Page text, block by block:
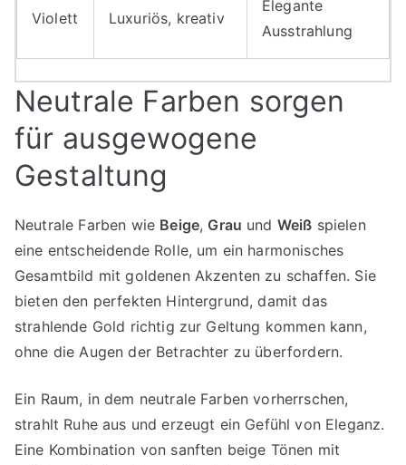
Violett Luxuriös, kreativ
Elegante
Ausstrahlung
Neutrale Farben sorgen
für ausgewogene
Gestaltung
Neutrale Farben wie Beige, Grau und Weiß spielen
eine entscheidende Rolle, um ein harmonisches
Gesamtbild mit goldenen Akzenten zu schaffen. Sie
bieten den perfekten Hintergrund, damit das
strahlende Gold richtig zur Geltung kommen kann,
ohne die Augen der Betrachter zu überfordern.
Ein Raum, in dem neutrale Farben vorherrschen,
strahlt Ruhe aus und erzeugt ein Gefühl von Eleganz.
Eine Kombination von sanften beige Tönen mit